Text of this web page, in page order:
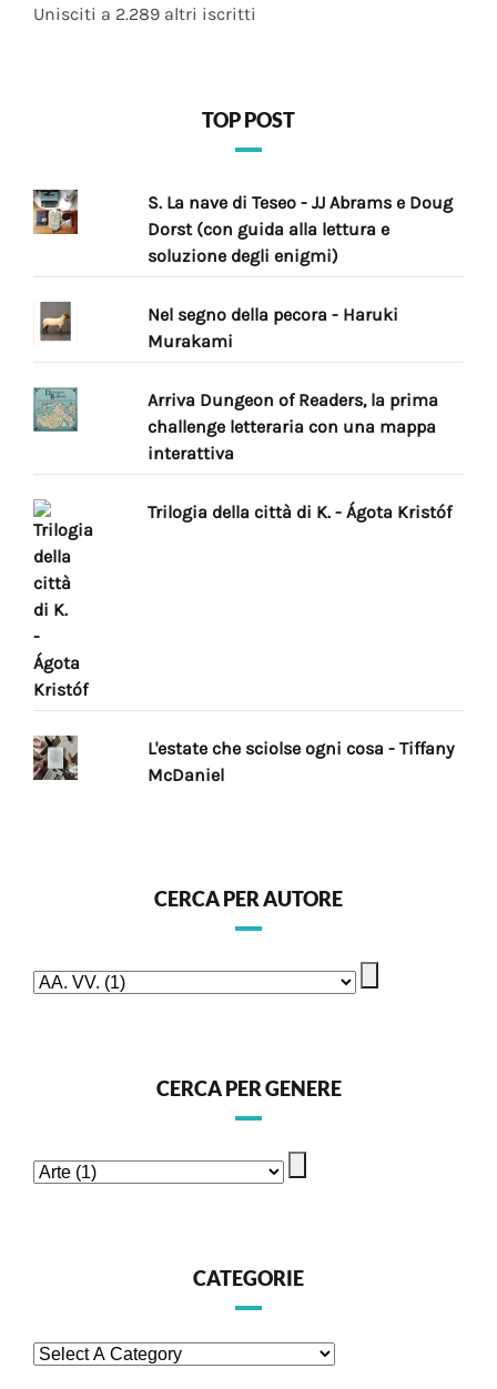
Unisciti a 2.289 altri iscritti
TOP POST
S. La nave di Teseo - JJ Abrams e Doug
Dorst (con guida alla lettura e
soluzione degli enigmi)
Nel segno della pecora - Haruki
Murakami
Arriva Dungeon of Readers, la prima
challenge letteraria con una mappa
interattiva
Trilogia della città di K. - Ágota Kristóf
L'estate che sciolse ogni cosa - Tiffany
McDaniel
CERCA PER AUTORE
CERCA PER GENERE
CATEGORIE